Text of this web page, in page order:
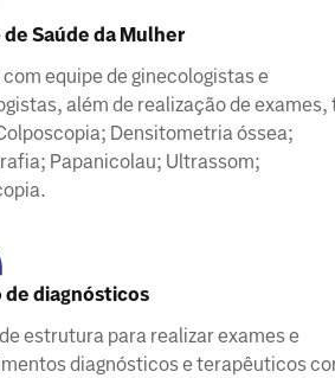
Saúde da Mulher
com equipe de ginecologistas e
além de realização de exames,
Densitometria óssea;
Papanicolau; Ultrassom;
de diagnósticos
estrutura para realizar exames e
diagnósticos e terapêuticos